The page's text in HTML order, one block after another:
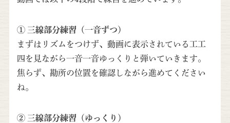
① 三線部分練習（一音ずつ）
まずはリズムをつけず、動画に表示されている工工
四を見ながら一音一音ゆっくりと弾いていきます。
焦らず、勘所の位置を確認しながら進めてください
ね。
② 三線部分練習（ゆっくり）